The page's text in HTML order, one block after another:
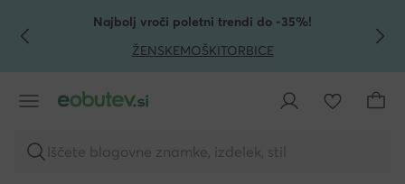
POJDI NA GLAVNO VSEBINO
POJDI NA ISKANJENajbolj vroči poletni trendi do -35%!
ŽENSKEMOŠKITORBICE
Iščete blagovne znamke, izdelek, stil